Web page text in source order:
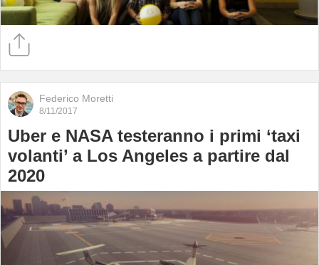
Federico Moretti
8/11/2017
Uber e NASA testeranno i primi ‘taxi
volanti’ a Los Angeles a partire dal
2020